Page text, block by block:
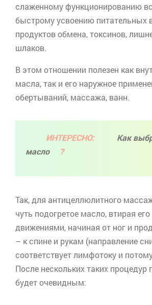
слаженному функционированию
быстрому усвоению питательных
продуктов обмена, токсинов,
шлаков.
В этом отношении полезен как
масла, так и его наружное
обертываний, массажа, ванн.
ИНТЕРЕСНО:
Как
масло
?
Так, для антицеллюлитного
чуть подогретое масло, втирая
движениями, начиная от ног и
– к спине и рукам (направление
соответствуетлимфотоку и
После нескольких таких процедур
будет очевидным: